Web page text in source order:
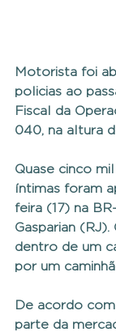
Motorista foi
policias ao
Fiscal da
040, na altura
Quase cinco
íntimas foram
feira (17) na
Gasparian
dentro de um
por um
De acordo
parte da